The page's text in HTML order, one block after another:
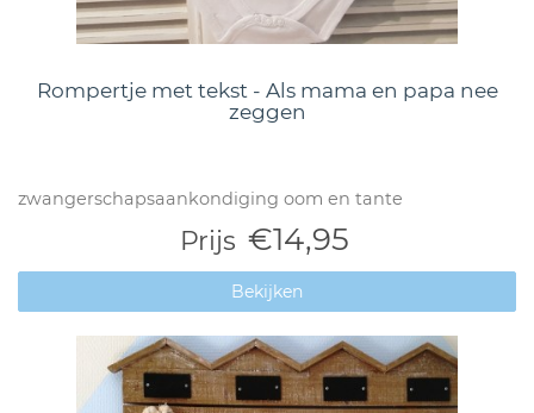
Rompertje met tekst - Als mama en papa nee
zeggen
zwangerschapsaankondiging oom en tante
Prijs €14,95
Bekijken